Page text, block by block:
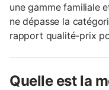
une gamme familiale
ne dépasse la
rapport qualité-prix
Quelle est la